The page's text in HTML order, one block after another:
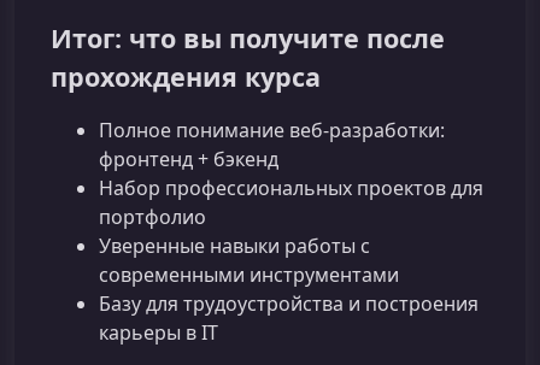
Итог: что вы получите после
прохождения курса
Полное понимание веб-разработки:
фронтенд + бэкенд
Набор профессиональных проектов для
портфолио
Уверенные навыки работы с
современными инструментами
Базу для трудоустройства и построения
карьеры в IT